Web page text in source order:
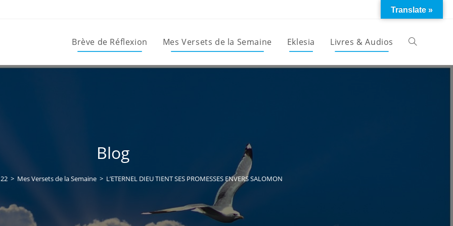
Brève de Réflexion Mes Versets de la Semaine Eklesia Livres & Audios Toggle
Blog
22 > Mes Versets de la Semaine > L’ETERNEL DIEU TIENT SES PROMESSES ENVERS SALOMON
Translate »